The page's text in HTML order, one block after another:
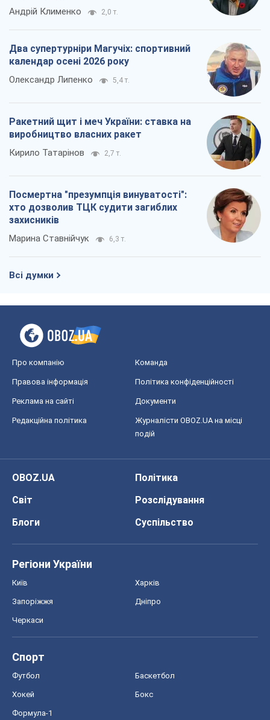
Андрій Клименко 2,0 т.
Два супертурніри Магучіх: спортивний
календар осені 2026 року
Олександр Липенко 5,4 т.
Ракетний щит і меч України: ставка на
виробництво власних ракет
Кирило Татарінов 2,7 т.
Посмертна "презумпція винуватості":
хто дозволив ТЦК судити загиблих
захисників
Марина Ставнійчук 6,3 т.
Всі думки
Про компанію Команда
Правова інформація Політика конфіденційності
Реклама на сайті Документи
Редакційна політика
Журналісти OBOZ.UA на місці
подій
OBOZ.UA
Політика
Світ
Розслідування
Блоги
Суспільство
Регіони України
Київ Харків
Запоріжжя Дніпро
Черкаси
Спорт
Футбол Баскетбол
Хокей Бокс
Формула-1